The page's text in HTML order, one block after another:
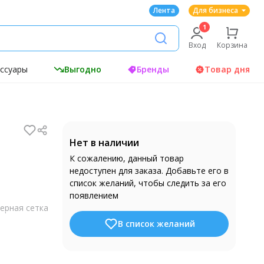
Лента Для бизнеса
Вход Корзина
Выгодно Бренды Товар дня
сетка
Нет в наличии
К сожалению, данный товар
недоступен для заказа. Добавьте его в
список желаний, чтобы следить за его
появлением
В список желаний